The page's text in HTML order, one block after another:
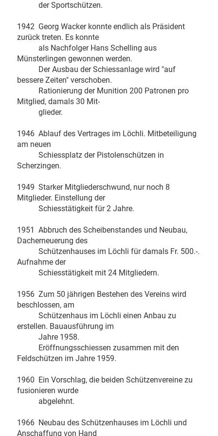
der Sportschützen.
1942 Georg Wacker konnte endlich als Präsident
zurück treten. Es konnte
als Nachfolger Hans Schelling aus
Münsterlingen gewonnen werden.
Der Ausbau der Schiessanlage wird "auf
bessere Zeiten" verschoben.
Rationierung der Munition 200 Patronen pro
Mitglied, damals 30 Mit-
glieder.
1946 Ablauf des Vertrages im Löchli. Mitbeteiligung
am neuen
Schiessplatz der Pistolenschützen in
Scherzingen.
1949 Starker Mitgliederschwund, nur noch 8
Mitglieder. Einstellung der
Schiesstätigkeit für 2 Jahre.
1951 Abbruch des Scheibenstandes und Neubau,
Dacherneuerung des
Schützenhauses im Löchli für damals Fr. 500.-.
Aufnahme der
Schiesstätigkeit mit 24 Mitgliedern.
1956 Zum 50 jährigen Bestehen des Vereins wird
beschlossen, am
Schützenhaus im Löchli einen Anbau zu
erstellen. Bauausführung im
Jahre 1958.
Eröffnungsschiessen zusammen mit den
Feldschützen im Jahre 1959.
1960 Ein Vorschlag, die beiden Schützenvereine zu
fusionieren wurde
abgelehnt.
1966 Neubau des Schützenhauses im Löchli und
Anschaffung von Hand